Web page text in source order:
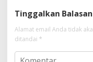
Tinggalkan Balasan
Alamat email Anda tidak
ditandai *